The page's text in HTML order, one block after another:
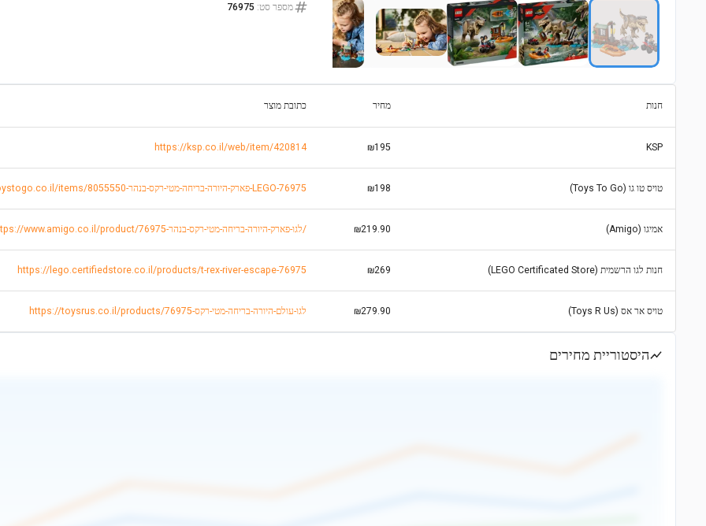
מספר סט:
76975
חנות מחיר כתובת מוצר
KSP
₪195
https://ksp.co.il/web/item/420814
טויס טו גו (Toys To Go) ₪198 https://www.toystogo.co.il/items/8055550-פארק-היורה-בריחה-מטי-רקס-בנהר-LEGO-76975
אמיגו (Amigo) ₪219.90 https://www.amigo.co.il/product/לגו-פארק-היורה-בריחה-מטי-רקס-בנהר-76975/
חנות לגו הרשמית (LEGO Certificated Store) ₪269
https://lego.certifiedstore.co.il/products/t-rex-river-escape-76975
טויס אר אס (Toys R Us) ₪279.90 https://toysrus.co.il/products/לגו-עולם-היורה-בריחה-מטי-רקס-76975
היסטוריית מחירים